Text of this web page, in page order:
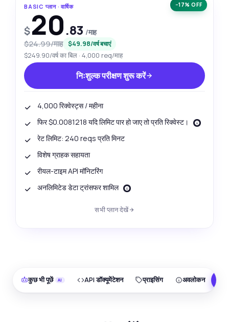
−17% OFF
BASIC प्लान · वार्षिक
$20.83 /माह
$24.99/माह $49.98/वर्ष बचाएं
$249.90/वर्ष का बिल · 4,000 req/माह
निःशुल्क परीक्षण शुरू करें
4,000 रिक्वेस्ट्स / महीना
फिर $0.0081218 यदि लिमिट पार हो जाए तो प्रति रिक्वेस्ट।
रेट लिमिट: 240 reqs प्रति मिनट
विशेष ग्राहक सहायता
रीयल-टाइम API मॉनिटरिंग
अनलिमिटेड डेटा ट्रांसफर शामिल
सभी प्लान देखें
कुछ भी पूछें API डॉक्यूमेंटेशन प्राइसिंग अवलोकन